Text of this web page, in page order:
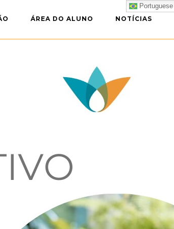
ÁREA DO ALUNO NOTÍCIAS
Portuguese